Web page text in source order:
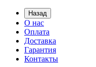
Назад
О нас
Оплата
Доставка
Гарантия
Контакты